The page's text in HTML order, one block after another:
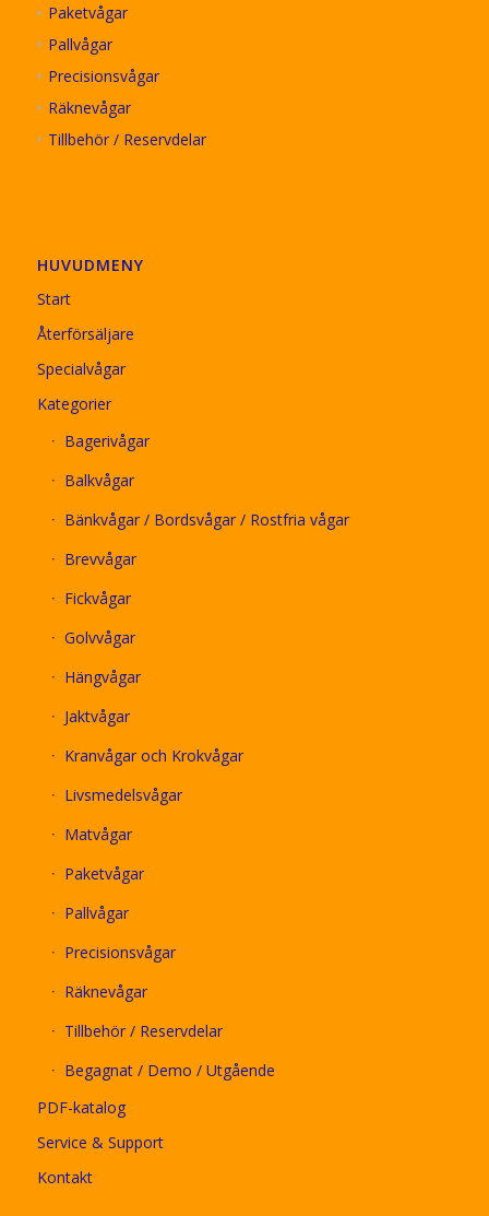
Paketvågar
Pallvågar
Precisionsvågar
Räknevågar
Tillbehör / Reservdelar
HUVUDMENY
Start
Återförsäljare
Specialvågar
Kategorier
Bagerivågar
Balkvågar
Bänkvågar / Bordsvågar / Rostfria vågar
Brevvågar
Fickvågar
Golvvågar
Hängvågar
Jaktvågar
Kranvågar och Krokvågar
Livsmedelsvågar
Matvågar
Paketvågar
Pallvågar
Precisionsvågar
Räknevågar
Tillbehör / Reservdelar
Begagnat / Demo / Utgående
PDF-katalog
Service & Support
Kontakt